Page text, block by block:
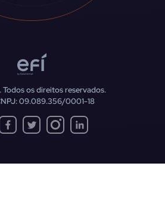
os direitos reservados.
09.089.356/0001-18